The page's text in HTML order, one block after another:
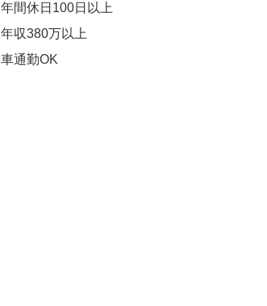
年間休日100日以上
年収380万以上
車通勤OK